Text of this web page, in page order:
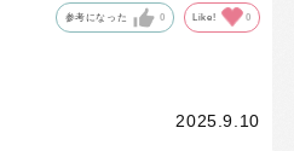
参考になった 0 Like! 0
2025.9.10